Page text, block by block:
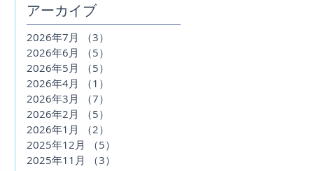
アーカイブ
2026年7月 （3）
2026年6月
（5）
2026年5月
（5）
2026年4月
（1）
2026年3月
（7）
2026年2月
（5）
2026年1月
（2）
2025年12月
（5）
2025年11月
（3）